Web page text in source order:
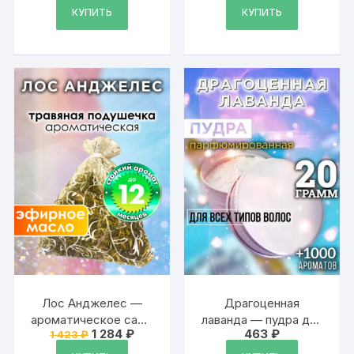
КУПИТЬ КУПИТЬ
Лос Анджелес —
ароматическое саше
Аурасо,
1 423₽ Первоначальная
цена
1 284₽Текущая
Драгоценная
лаванда — пудра для
объёма волос
463 ₽